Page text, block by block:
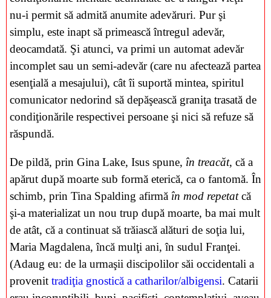
nu-i permit să admită anumite adevăruri. Pur şi
simplu, este inapt să primească întregul adevăr,
deocamdată. Şi atunci, va primi un automat adevăr
incomplet sau un semi-adevăr (care nu afectează partea
esenţială a mesajului), cât îi suportă mintea, spiritul
comunicator nedorind să depăşească graniţa trasată de
condiţionările respectivei persoane şi nici să refuze să
răspundă.
De pildă, prin Gina Lake, Isus spune, în treacăt, că a
apărut după moarte sub formă eterică, ca o fantomă. În
schimb, prin Tina Spalding afirmă în mod repetatcă
şi-a materializat un nou trup după moarte, ba mai mult
de atât, că a continuat să trăiască alături de soţia lui,
Maria Magdalena, încă mulţi ani, în sudul Franţei.
(Adaug eu: de la urmaşii discipolilor săi occidentali a
provenit tradiţia gnostică a catharilor/albigensi. Catarii